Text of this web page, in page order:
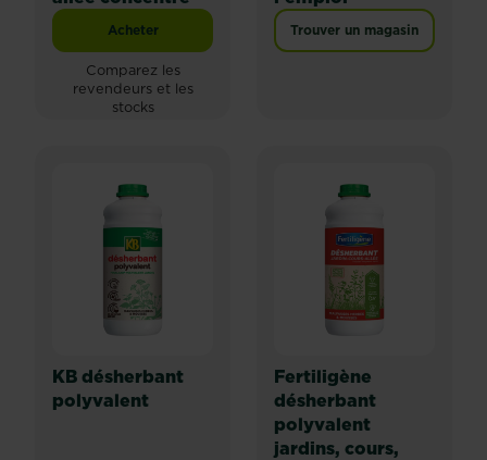
Acheter
Fertiligène désherbant jardin, cours, allée concentré
Comparez les
revendeurs et les
stocks
Trouver un magasin
KB désherbant
polyvalent
Fertiligène
désherbant
polyvalent
jardins, cours,